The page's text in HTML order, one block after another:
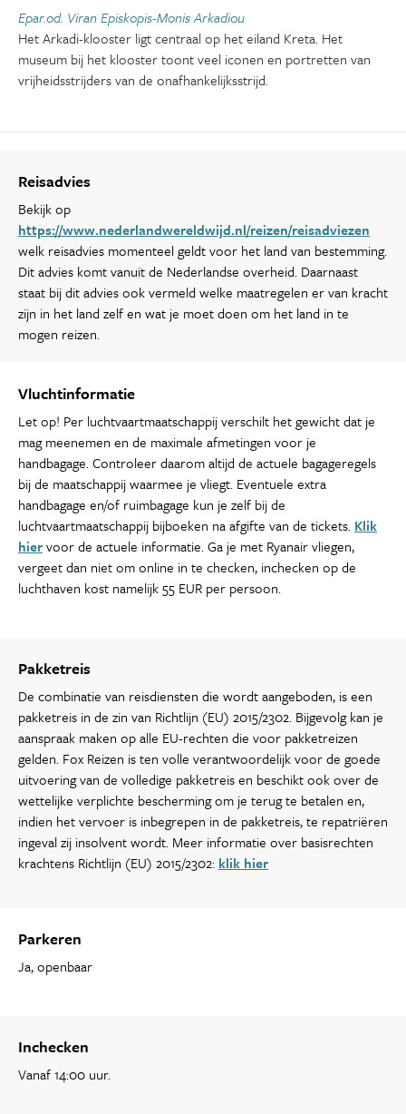
Epar.od. Viran Episkopis-Monis Arkadiou
Het Arkadi-klooster ligt centraal op het eiland Kreta. Het
museum bij het klooster toont veel iconen en portretten van
vrijheidsstrijders van de onafhankelijksstrijd.
Reisadvies
Bekijk op
https://www.nederlandwereldwijd.nl/reizen/reisadviezen
welk reisadvies momenteel geldt voor het land van bestemming.
Dit advies komt vanuit de Nederlandse overheid. Daarnaast
staat bij dit advies ook vermeld welke maatregelen er van kracht
zijn in het land zelf en wat je moet doen om het land in te
mogen reizen.
Vluchtinformatie
Let op! Per luchtvaartmaatschappij verschilt het gewicht dat je
mag meenemen en de maximale afmetingen voor je
handbagage. Controleer daarom altijd de actuele bagageregels
bij de maatschappij waarmee je vliegt. Eventuele extra
handbagage en/of ruimbagage kun je zelf bij de
luchtvaartmaatschappij bijboeken na afgifte van de tickets. Klik
hiervoor de actuele informatie. Ga je met Ryanair vliegen,
vergeet dan niet om online in te checken, inchecken op de
luchthaven kost namelijk 55 EUR per persoon.
Pakketreis
De combinatie van reisdiensten die wordt aangeboden, is een
pakketreis in de zin van Richtlijn (EU) 2015/2302. Bijgevolg kan je
aanspraak maken op alle EU-rechten die voor pakketreizen
gelden. Fox Reizen is ten volle verantwoordelijk voor de goede
uitvoering van de volledige pakketreis en beschikt ook over de
wettelijke verplichte bescherming om je terug te betalen en,
indien het vervoer is inbegrepen in de pakketreis, te repatriëren
ingeval zij insolvent wordt. Meer informatie over basisrechten
krachtens Richtlijn (EU) 2015/2302: klik hier
Parkeren
Ja, openbaar
Inchecken
Vanaf 14:00 uur.